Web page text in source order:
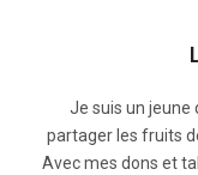
Je suis un jeune
partager les fruits
Avec mes dons et